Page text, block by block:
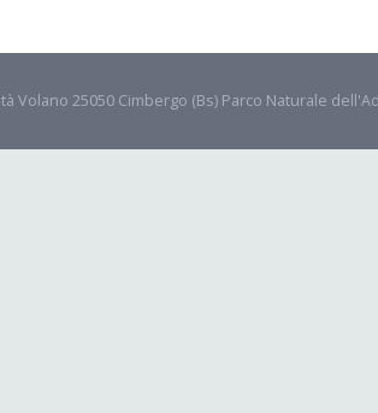
Volano 25050 Cimbergo (Bs) Parco Naturale